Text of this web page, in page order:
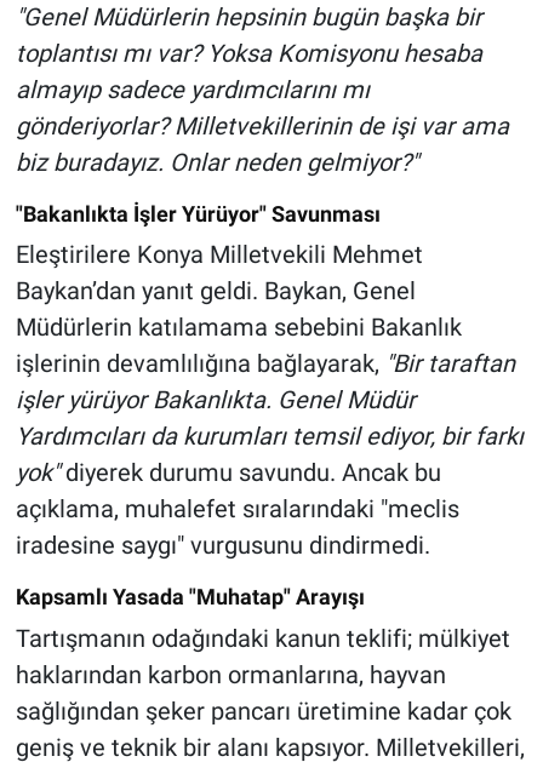
"Genel Müdürlerin hepsinin bugün başka bir
toplantısı mı var? Yoksa Komisyonu hesaba
almayıp sadece yardımcılarını mı
gönderiyorlar? Milletvekillerinin de işi var ama
biz buradayız. Onlar neden gelmiyor?"
"Bakanlıkta İşler Yürüyor" Savunması
Eleştirilere Konya Milletvekili Mehmet
Baykan’dan yanıt geldi. Baykan, Genel
Müdürlerin katılamama sebebini Bakanlık
işlerinin devamlılığına bağlayarak, "Bir taraftan
işler yürüyor Bakanlıkta. Genel Müdür
Yardımcıları da kurumları temsil ediyor, bir farkı
yok"diyerek durumu savundu. Ancak bu
açıklama, muhalefet sıralarındaki "meclis
iradesine saygı" vurgusunu dindirmedi.
Kapsamlı Yasada "Muhatap" Arayışı
Tartışmanın odağındaki kanun teklifi; mülkiyet
haklarından karbon ormanlarına, hayvan
sağlığından şeker pancarı üretimine kadar çok
geniş ve teknik bir alanı kapsıyor. Milletvekilleri,